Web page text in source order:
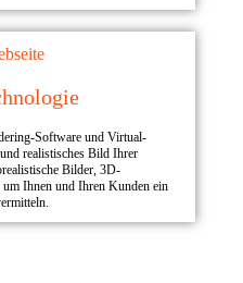
Software und Virtual-
realistisches Bild Ihrer
Bilder, 3D-
Ihnen und Ihren Kunden ein